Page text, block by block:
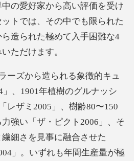
の愛好家から高い評価を受け
トでは、その中でも限られた
造られた極めて入手困難な4
ただけます。
ーズから造られる象徴的キュ
」、1901年植樹のグルナッシ
レザミ2005」、樹齢80〜150
強い「ザ・ピクト2006」、そ
細さを見事に融合させた
」。いずれも年間生産量が極